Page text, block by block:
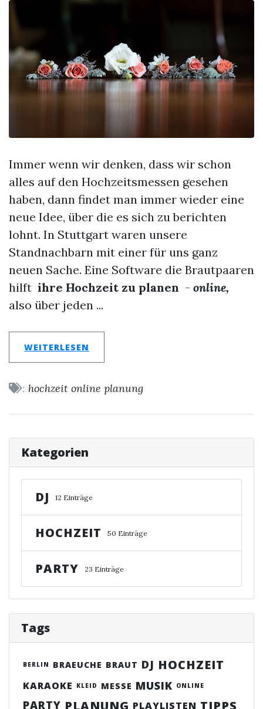
Immer wenn wir denken, dass wir schon
alles auf den Hochzeitsmessen gesehen
haben, dann findet man immer wieder eine
neue Idee, über die es sich zu berichten
lohnt. In Stuttgart waren unsere
Standnachbarn mit einer für uns ganz
neuen Sache. Eine Software die Brautpaaren
hilft ihre Hochzeit zu planen - online,
also über jeden ...
WEITERLESEN
: hochzeit online planung
Kategorien
DJ 12 Einträge
HOCHZEIT 50 Einträge
PARTY 23 Einträge
Tags
BERLIN BRAEUCHE BRAUT DJ HOCHZEIT
KARAOKE KLEID MESSE MUSIK ONLINE
PARTY PLANUNG PLAYLISTEN TIPPS